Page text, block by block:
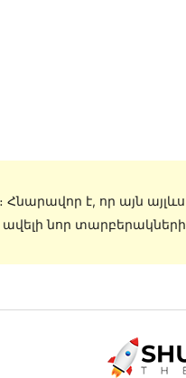
։ Հնարավոր է, որ այն
ավելի նոր